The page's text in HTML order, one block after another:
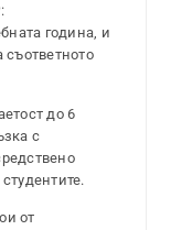
година, и
до 6
с
от